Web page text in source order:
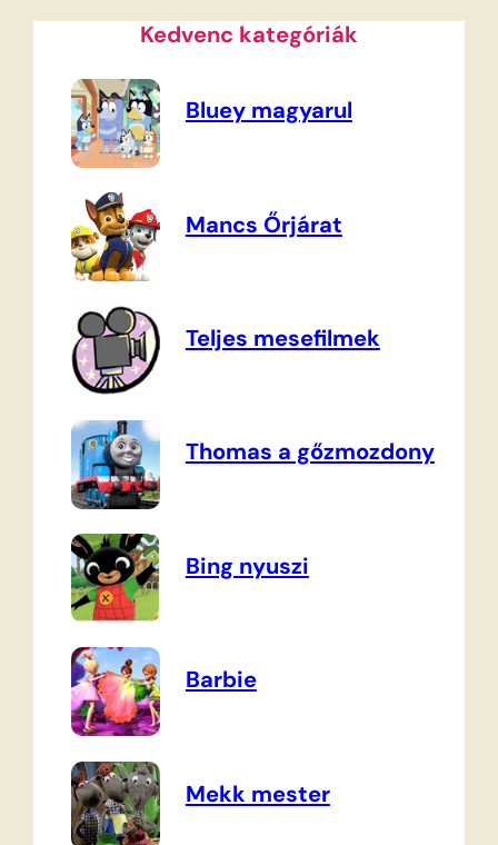
Kedvenc kategóriák
Bluey magyarul
Mancs Őrjárat
Teljes mesefilmek
Thomas a gőzmozdony
Bing nyuszi
Barbie
Mekk mester